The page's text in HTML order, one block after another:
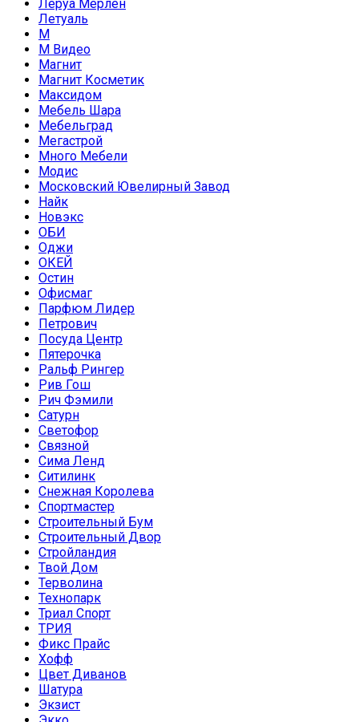
Леруа Мерлен
Летуаль
М
М Видео
Магнит
Магнит Косметик
Максидом
Мебель Шара
Мебельград
Мегастрой
Много Мебели
Модис
Московский Ювелирный Завод
Найк
Новэкс
ОБИ
Оджи
ОКЕЙ
Остин
Офисмаг
Парфюм Лидер
Петрович
Посуда Центр
Пятерочка
Ральф Рингер
Рив Гош
Рич Фэмили
Сатурн
Светофор
Связной
Сима Ленд
Ситилинк
Снежная Королева
Спортмастер
Строительный Бум
Строительный Двор
Стройландия
Твой Дом
Терволина
Технопарк
Триал Спорт
ТРИЯ
Фикс Прайс
Хофф
Цвет Диванов
Шатура
Экзист